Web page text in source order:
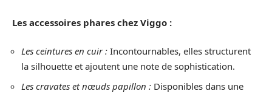
Les accessoires phares chez Viggo :
Les ceintures en cuir : Incontournables, elles structurent
la silhouette et ajoutent une note de sophistication.
Les cravates et nœuds papillon : Disponibles dans une